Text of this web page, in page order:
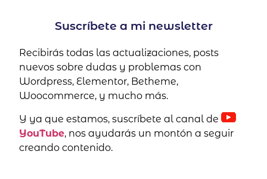
Suscríbete a mi newsletter
Recibirás todas las actualizaciones, posts
nuevos sobre dudas y problemas con
Wordpress, Elementor, Betheme,
Woocommerce, y mucho más.
Y ya que estamos, suscríbete al canal de
YouTube, nos ayudarás un montón a seguir
creando contenido.